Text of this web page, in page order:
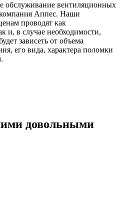
обслуживание вентиляционных
компания Аппес. Наши
проводят как
и, в случае необходимости,
зависеть от объема
его вида, характера поломки
довольными